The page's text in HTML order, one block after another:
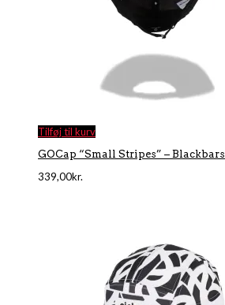
Tilføj til kurv
GOCap “Small Stripes” – Blackbars
339,00kr.